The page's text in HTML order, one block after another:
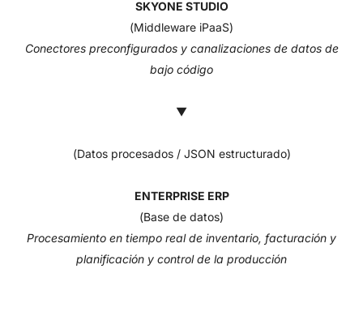
SKYONE STUDIO
(Middleware iPaaS)
Conectores preconfigurados y canalizaciones de datos de
bajo código
▼
(Datos procesados ​​/ JSON estructurado)
ENTERPRISE ERP
(Base de datos)
Procesamiento en tiempo real de inventario, facturación y
planificación y control de la producción